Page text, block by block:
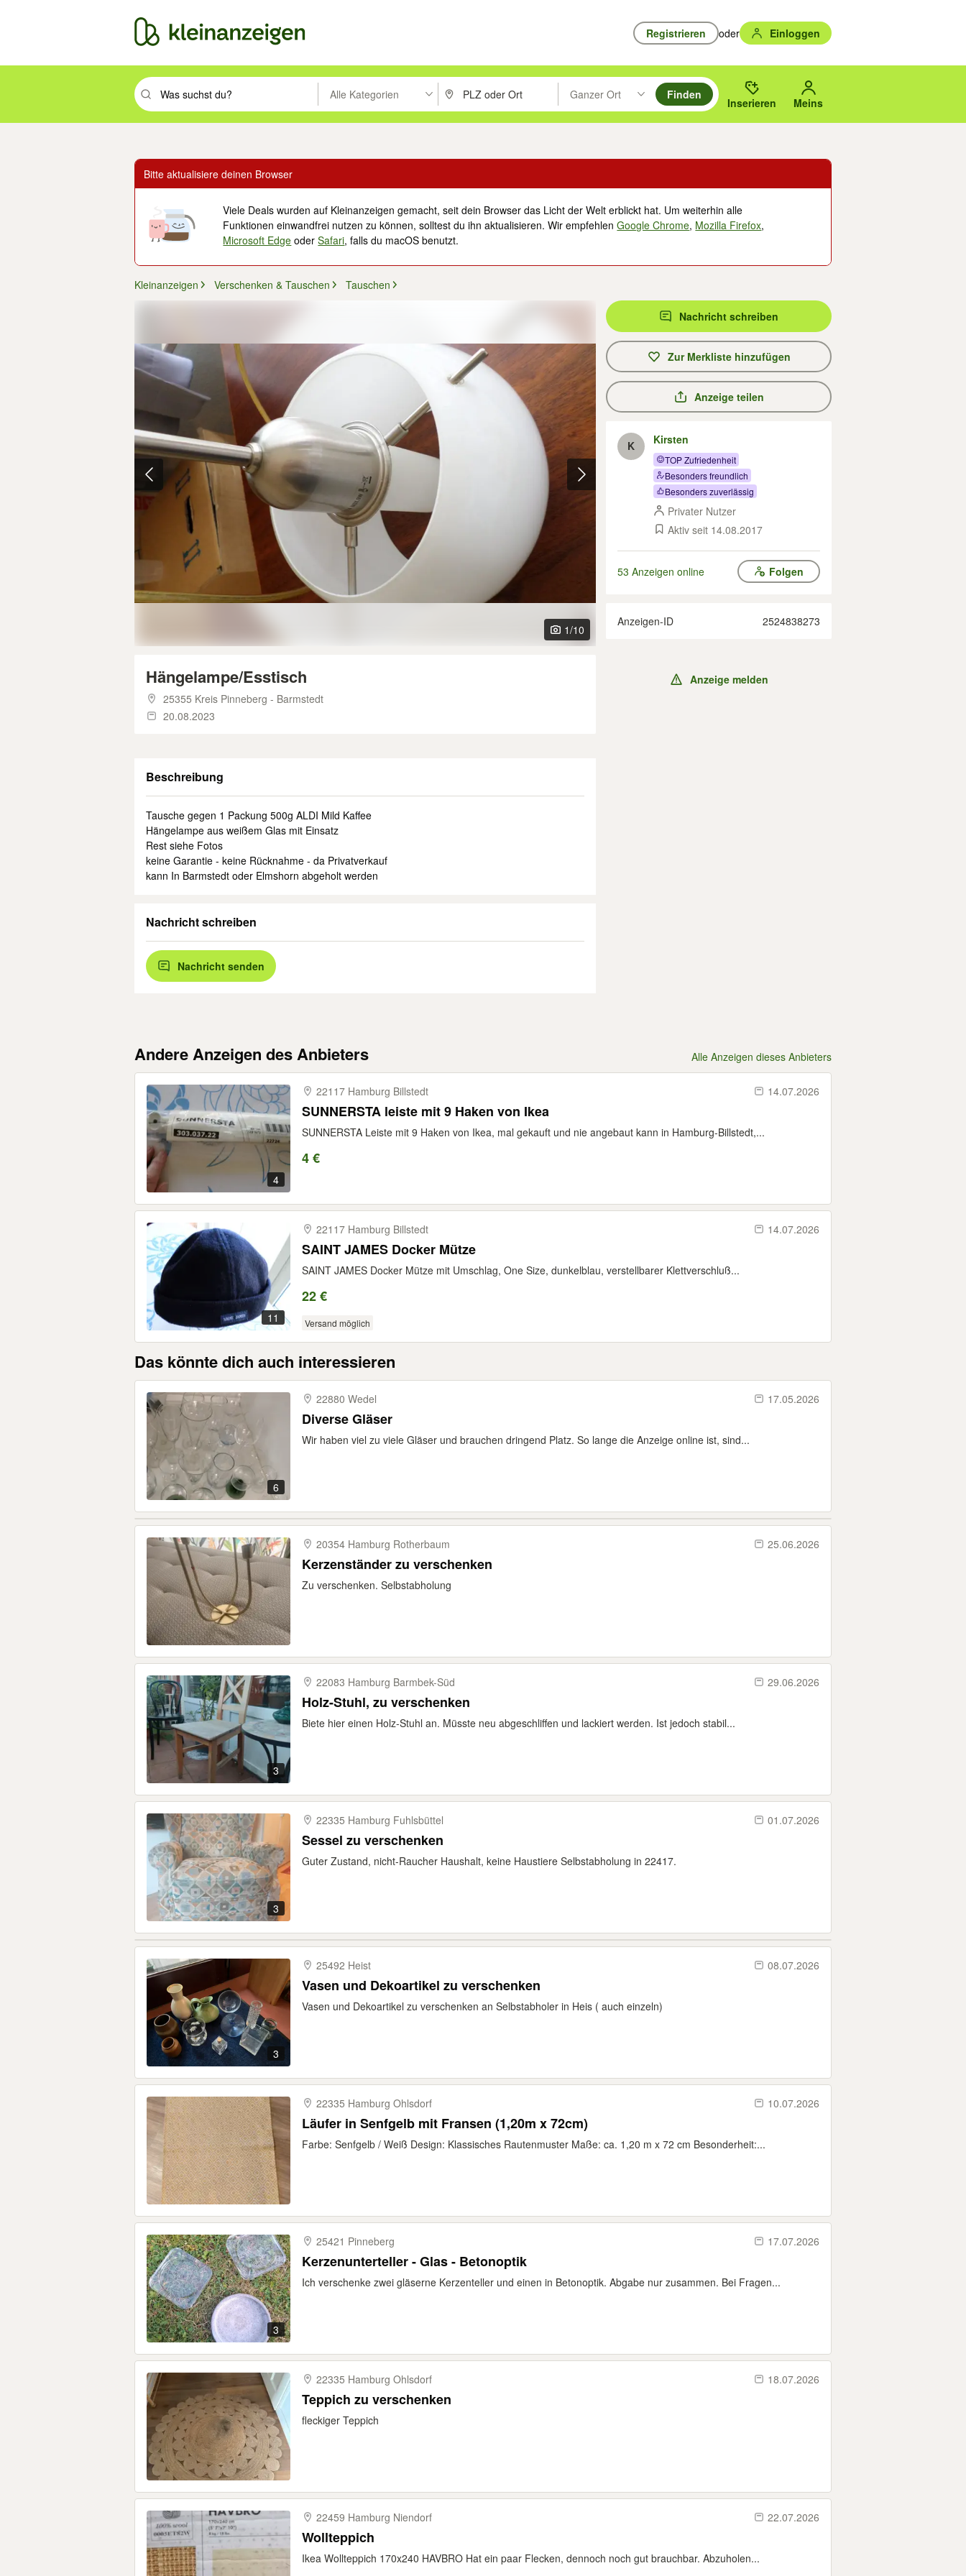
Registrieren oder Einloggen
Suchbegriff eingeben. Eingabetaste drücken um zu suchen, oder Vorschläge mit den Pfeiltasten nach oben/unten durchsuchen und mit Eingabetaste auswählen.
Alle Kategorien PLZ oder Ort eingeben. Eingabetaste drücken um zu suchen, oder Vorschläge mit den Pfeiltasten nach oben/
Ganzer Ort
Suche im Umkreis des gewählten Orts oder PLZ.
Finden
Inserieren Meins
Bitte aktualisiere deinen Browser
Viele Deals wurden auf Kleinanzeigen gemacht, seit dein Browser das Licht der Welt erblickt hat. Um weiterhin alle
Funktionen einwandfrei nutzen zu können, solltest du ihn aktualisieren. Wir empfehlenGoogle Chrome, Mozilla Firefox,
Microsoft Edge oderSafari, falls du macOS benutzt.
Kleinanzeigen Verschenken & Tauschen Tauschen
1/10
Hängelampe/Esstisch
25355 Kreis Pinneberg - Barmstedt
20.08.2023
Beschreibung
Tausche gegen 1 Packung 500g ALDI Mild Kaffee
Hängelampe aus weißem Glas mit Einsatz
Rest siehe Fotos
keine Garantie - keine Rücknahme - da Privatverkauf
kann In Barmstedt oder Elmshorn abgeholt werden
Nachricht schreiben
Nachricht senden
Nachricht schreiben
Zur Merkliste hinzufügen
Anzeige teilen
K Kirsten
TOP Zufriedenheit
Besonders freundlich
Besonders zuverlässig
Privater Nutzer
Aktiv seit 14.08.2017
53 Anzeigen online Folgen
Anzeigen-ID 2524838273
Anzeige melden
Andere Anzeigen des Anbieters Alle Anzeigen dieses Anbieters
4
22117 Hamburg Billstedt 14.07.2026
SUNNERSTA leiste mit 9 Haken von Ikea
SUNNERSTA Leiste mit 9 Haken von Ikea, mal gekauft und nie angebaut kann in Hamburg-Billstedt,...
4 €
11
22117 Hamburg Billstedt 14.07.2026
SAINT JAMES Docker Mütze
SAINT JAMES Docker Mütze mit Umschlag, One Size, dunkelblau, verstellbarer Klettverschluß...
22 €
Versand möglich
Das könnte dich auch interessieren
6
22880 Wedel 17.05.2026
Diverse Gläser
Wir haben viel zu viele Gläser und brauchen dringend Platz. So lange die Anzeige online ist, sind...
20354 Hamburg Rotherbaum 25.06.2026
Kerzenständer zu verschenken
Zu verschenken. Selbstabholung
3
22083 Hamburg Barmbek-​Süd 29.06.2026
Holz-Stuhl, zu verschenken
Biete hier einen Holz-Stuhl an. Müsste neu abgeschliffen und lackiert werden. Ist jedoch stabil...
3
22335 Hamburg Fuhlsbüttel 01.07.2026
Sessel zu verschenken
Guter Zustand, nicht-Raucher Haushalt, keine Haustiere Selbstabholung in 22417.
3
25492 Heist 08.07.2026
Vasen und Dekoartikel zu verschenken
Vasen und Dekoartikel zu verschenken an Selbstabholer in Heis ( auch einzeln)
22335 Hamburg Ohlsdorf 10.07.2026
Läufer in Senfgelb mit Fransen (1,20m x 72cm)
Farbe: Senfgelb / Weiß Design: Klassisches Rautenmuster Maße: ca. 1,20 m x 72 cm Besonderheit:...
3
25421 Pinneberg 17.07.2026
Kerzenunterteller - Glas - Betonoptik
Ich verschenke zwei gläserne Kerzenteller und einen in Betonoptik. Abgabe nur zusammen. Bei Fragen...
22335 Hamburg Ohlsdorf 18.07.2026
Teppich zu verschenken
fleckiger Teppich
22459 Hamburg Niendorf 22.07.2026
Wollteppich
Ikea Wollteppich 170x240 HAVBRO Hat ein paar Flecken, dennoch noch gut brauchbar. Abzuholen...